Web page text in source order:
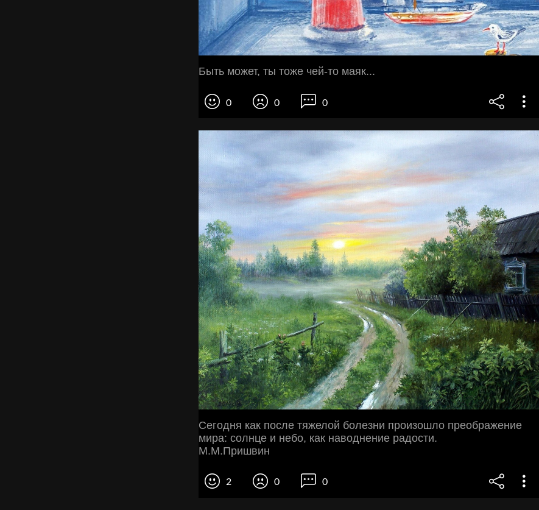
Быть может, ты тоже чей-то маяк...
0 0 0
Сегодня как после тяжелой болезни произошло преображение
мира: солнце и небо, как наводнение радости.
М.М.Пришвин
2 0 0